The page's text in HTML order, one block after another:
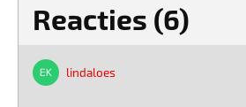
Reacties (6)
lindaloes